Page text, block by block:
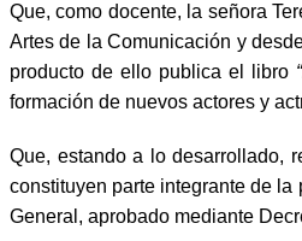
Que, como docente, la señora
Artes de la Comunicación y
producto de ello publica el libro
formación de nuevos actores y
Que, estando a lo desarrollado,
constituyen parte integrante de
General, aprobado mediante